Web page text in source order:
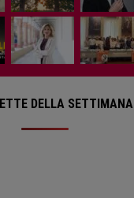
DELLA SETTIMANA